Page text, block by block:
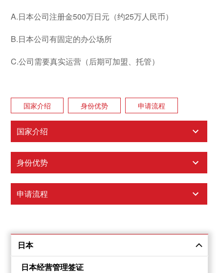
A.日本公司注册金500万日元（约25万人民币）
B.日本公司有固定的办公场所
C.公司需要真实运营（后期可加盟、托管）
国家介绍 身份优势 申请流程
国家介绍
身份优势
申请流程
日本
日本经营管理签证